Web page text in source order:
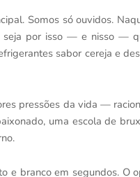
Somos só ouvidos.
seja por isso — e nisso —
sabor cereja e
pressões da vida —
uma escola de
e branco em segundos. O